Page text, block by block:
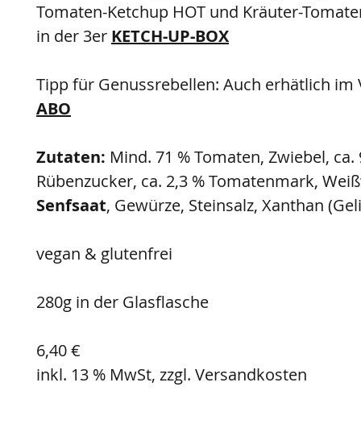
Tomaten-Ketchup HOT und Kräuter-
in der 3er KETCH-UP-BOX
Tipp für Genussrebellen: Auch erhätlich im
ABO
Zutaten: Mind. 71 % Tomaten, Zwiebel, ca.
Rübenzucker, ca. 2,3 % Tomatenmark,
Senfsaat, Gewürze, Steinsalz, Xanthan
vegan & glutenfrei
280g in der Glasflasche
6,40 €
inkl. 13 % MwSt, zzgl. Versandkosten